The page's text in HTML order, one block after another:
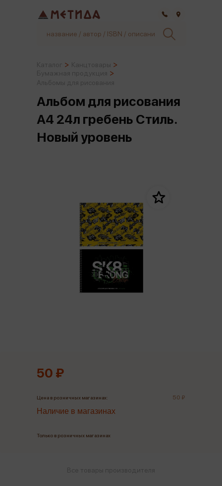
Альбом для рисования
А4 24л гребень Стиль.
Новый уровень
50 ₽
Цена в розничных магазинах: 50 ₽
Наличие в магазинах
Только в розничных магазинах